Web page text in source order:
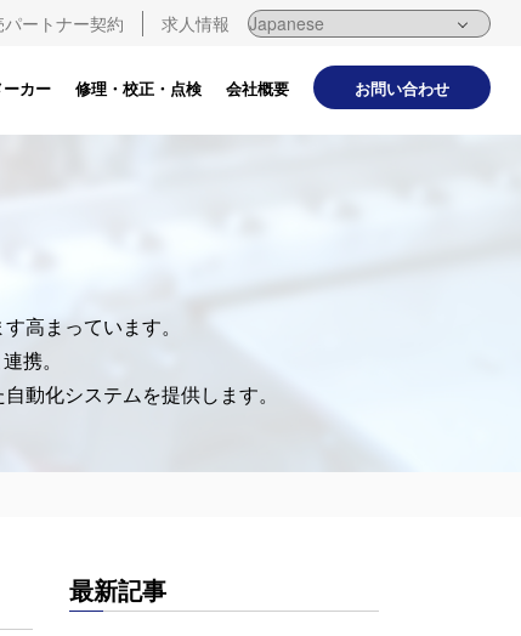
パートナー契約 求人情報
カー 修理・校正・点検 会社概要 お問い合わせ
高まっています。
携。
動化システムを提供します。
最新記事